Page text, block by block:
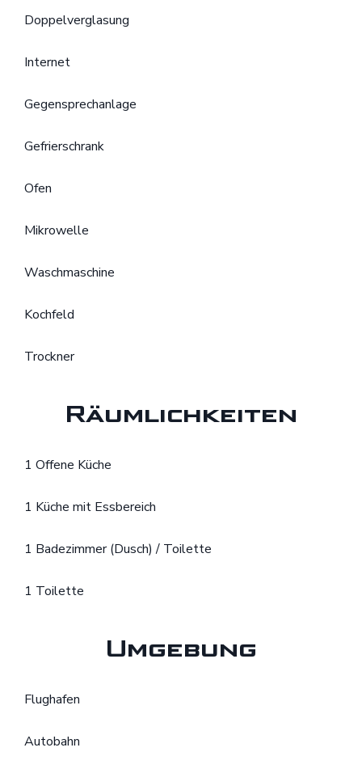
Doppelverglasung
Internet
Gegensprechanlage
Gefrierschrank
Ofen
Mikrowelle
Waschmaschine
Kochfeld
Trockner
Räumlichkeiten
1 Offene Küche
1 Küche mit Essbereich
1 Badezimmer (Dusch) / Toilette
1 Toilette
Umgebung
Flughafen
Autobahn